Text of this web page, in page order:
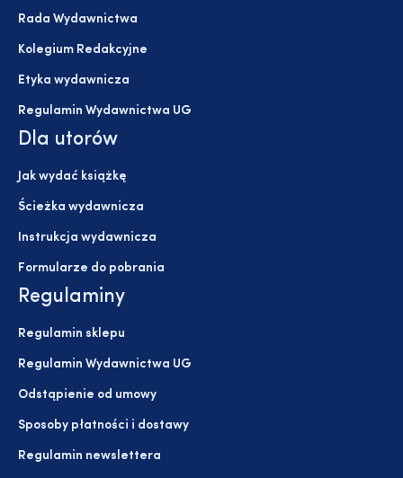
Rada Wydawnictwa
Kolegium Redakcyjne
Etyka wydawnicza
Regulamin Wydawnictwa UG
Dla utorów
Jak wydać książkę
Ścieżka wydawnicza
Instrukcja wydawnicza
Formularze do pobrania
Regulaminy
Regulamin sklepu
Regulamin Wydawnictwa UG
Odstąpienie od umowy
Sposoby płatności i dostawy
Regulamin newslettera